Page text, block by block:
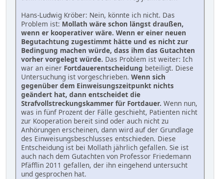
Hans-Ludwig Kröber: Nein, könnte ich nicht. Das
Problem ist: Mollath wäre schon längst draußen,
wenn er kooperativer wäre. Wenn er einer neuen
Begutachtung zugestimmt hätte und es nicht zur
Bedingung machen würde, dass ihm das Gutachten
vorher vorgelegt würde. Das Problem ist weiter: Ich
war an einer Fortdauerentscheidung beteiligt. Diese
Untersuchung ist vorgeschrieben. Wenn sich
gegenüber dem Einweisungszeitpunkt nichts
geändert hat, dann entscheidet die
Strafvollstreckungskammer für Fortdauer. Wenn nun,
was in fünf Prozent der Fälle geschieht, Patienten nicht
zur Kooperation bereit sind oder auch nicht zu
Anhörungen erscheinen, dann wird auf der Grundlage
des Einweisungsbeschlusses entschieden. Diese
Entscheidung ist bei Mollath jährlich gefallen. Sie ist
auch nach dem Gutachten von Professor Friedemann
Pfäfflin 2011 gefallen, der ihn eingehend untersucht
und gesprochen hat.